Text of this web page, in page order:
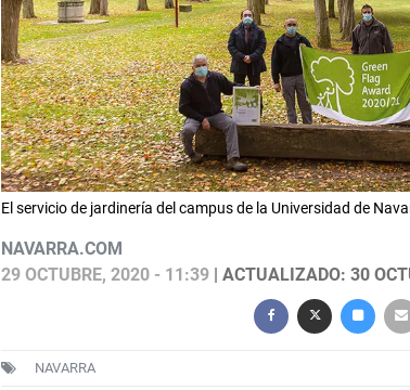
El servicio de jardinería del campus de la Universidad de
NAVARRA.COM
29 OCTUBRE, 2020 - 11:39| ACTUALIZADO: 30
NAVARRA